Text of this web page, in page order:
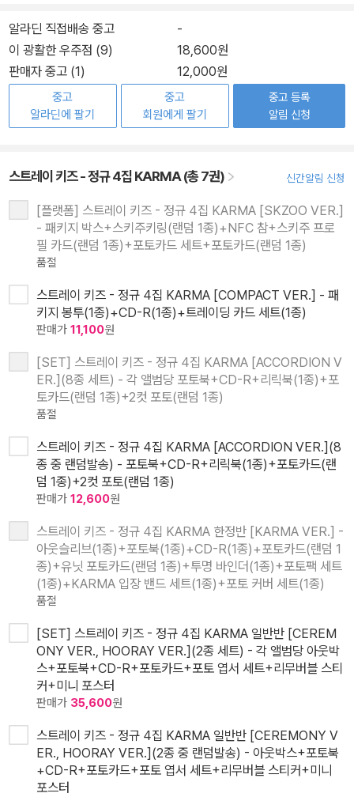
알라딘 직접배송 중고
-
이 광활한 우주점 (9)
18,600원
판매자 중고 (1)
12,000원
중고
알라딘에 팔기
중고
회원에게 팔기
중고 등록
알림 신청
스트레이 키즈 - 정규 4집 KARMA (총 7권) 신간알림 신청
[플랫폼] 스트레이 키즈 - 정규 4집 KARMA [SKZOO VER.]
- 패키지 박스+스키주키링(랜덤 1종)+NFC 참+스키주 프로
필 카드(랜덤 1종)+포토카드 세트+포토카드(랜덤 1종)
품절
스트레이 키즈 - 정규 4집 KARMA [COMPACT VER.] - 패
키지 봉투(1종)+CD-R(1종)+트레이딩 카드 세트(1종)
판매가 11,100원
[SET] 스트레이 키즈 - 정규 4집 KARMA [ACCORDION V
ER.](8종 세트) - 각 앨범당 포토북+CD-R+리릭북(1종)+포
토카드(랜덤 1종)+2컷 포토(랜덤 1종)
품절
스트레이 키즈 - 정규 4집 KARMA [ACCORDION VER.](8
종 중 랜덤발송) - 포토북+CD-R+리릭북(1종)+포토카드(랜
덤 1종)+2컷 포토(랜덤 1종)
판매가 12,600원
스트레이 키즈 - 정규 4집 KARMA 한정반 [KARMA VER.] -
아웃슬리브(1종)+포토북(1종)+CD-R(1종)+포토카드(랜덤 1
종)+유닛 포토카드(랜덤 1종)+투명 바인더(1종)+포토팩 세트
(1종)+KARMA 입장 밴드 세트(1종)+포토 커버 세트(1종)
품절
[SET] 스트레이 키즈 - 정규 4집 KARMA 일반반 [CEREM
ONY VER., HOORAY VER.](2종 세트) - 각 앨범당 아웃박
스+포토북+CD-R+포토카드+포토 엽서 세트+리무버블 스티
커+미니 포스터
판매가 35,600원
스트레이 키즈 - 정규 4집 KARMA 일반반 [CEREMONY V
ER., HOORAY VER.](2종 중 랜덤발송) - 아웃박스+포토북
+CD-R+포토카드+포토 엽서 세트+리무버블 스티커+미니
포스터